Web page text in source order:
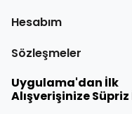
Hesabım
Sözleşmeler
Uygulama'dan İlk
Alışverişinize